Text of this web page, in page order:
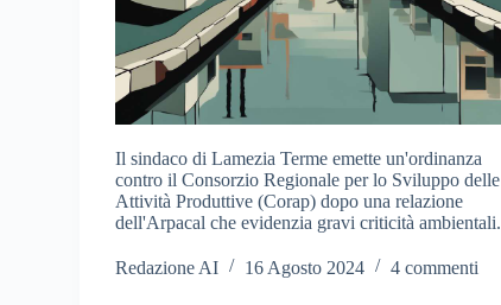
Il sindaco di Lamezia Terme emette un'ordinanza
contro il Consorzio Regionale per lo Sviluppo delle
Attività Produttive (Corap) dopo una relazione
dell'Arpacal che evidenzia gravi criticità ambientali.
Redazione AI 16 Agosto 2024 4 commenti